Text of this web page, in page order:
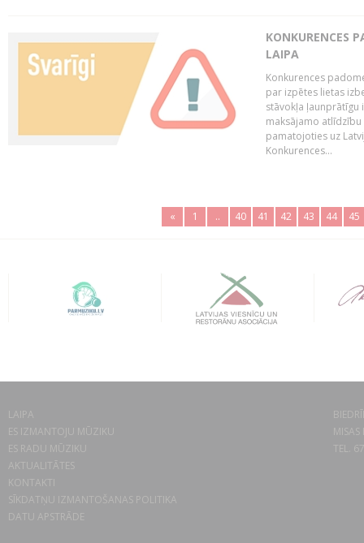
KONKURENCES
LAIPA
Konkurences
par izpētes lietas
stāvokļa ļaunprātīgu
maksājamo
pamatojoties uz
Konkurences...
« 1 .. 40 41 42 43 44 45
LAIPA
ES IZMANTOJU MŪZIKU
ES RADU MŪZIKU
AKTUALITĀTES
KONTAKTI
SĪKDATŅU IZMANTOŠANAS POLITIKA
DATU APSTRĀDE
TEL.